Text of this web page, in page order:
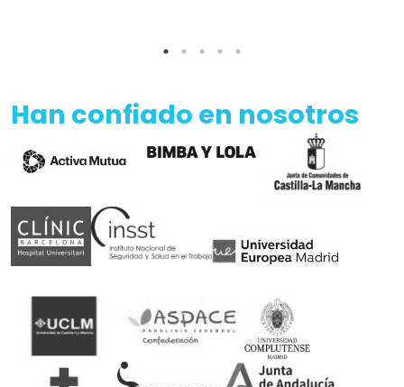
Han confiado en nosotros